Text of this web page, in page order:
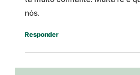
nós.
Responder